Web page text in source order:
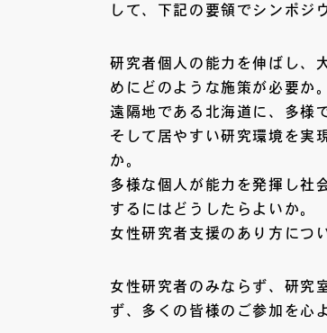
して、下記の要領でシンポジ
研究者個人の能力を伸ばし、
めにどのような施策が必要か。
遠隔地である北海道に、多様
そして居やすい研究環境を実
か。
多様な個人が能力を発揮し社
するにはどうしたらよいか。
女性研究者支援のあり方につ
女性研究者のみならず、研究
ず、多くの皆様のご参加を心